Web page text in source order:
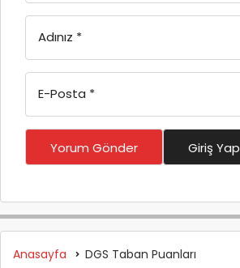
Adınız *
E-Posta *
Yorum Gönder Giriş Yap
Anasayfa DGS Taban Puanları